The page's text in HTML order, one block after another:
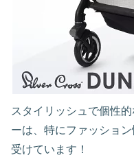
スタイリッシュで個性
ーは、特にファッショ
受けています！